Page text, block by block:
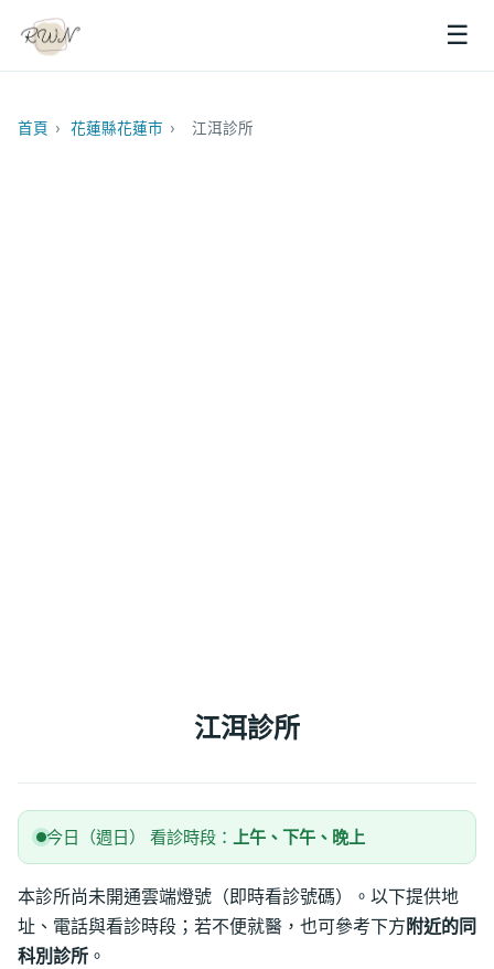
☰
首頁 › 花蓮縣花蓮市 › 江洱診所
江洱診所
今日（週日） 看診時段： 上午、下午、晚上
本診所尚未開通雲端燈號（即時看診號碼）。以下提供地
址、電話與看診時段；若不便就醫，也可參考下方 附近的同
科別診所 。